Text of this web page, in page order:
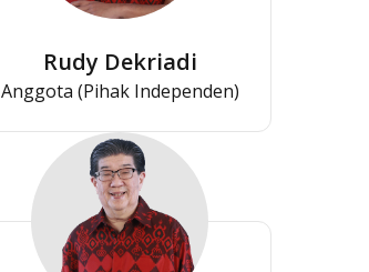
Rudy Dekriadi
Anggota (Pihak Independen)